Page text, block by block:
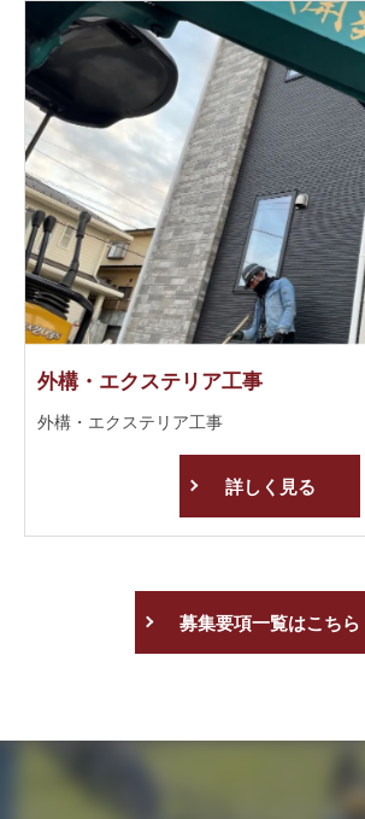
外構・エクステリア工事
外構・エクステリア工事
詳しく見る
募集要項一覧はこちら